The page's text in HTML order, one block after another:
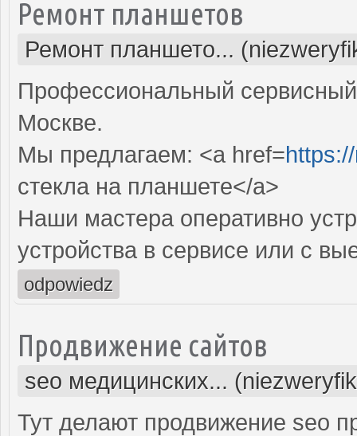
Ремонт планшетов
Ремонт планшето...
Профессиональный
Москве.
Мы предлагаем: <a href=
стекла на планшете</a>
Наши мастера оперативно
устройства в сервисе или с
odpowiedz
Продвижение сайтов
seo медицинских...
Тут делают продвижение seo